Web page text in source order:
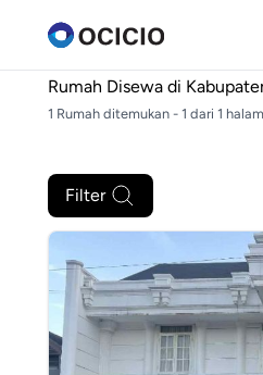
Rumah Disewa di
1 Rumah ditemukan - 1 dari 1
Filter